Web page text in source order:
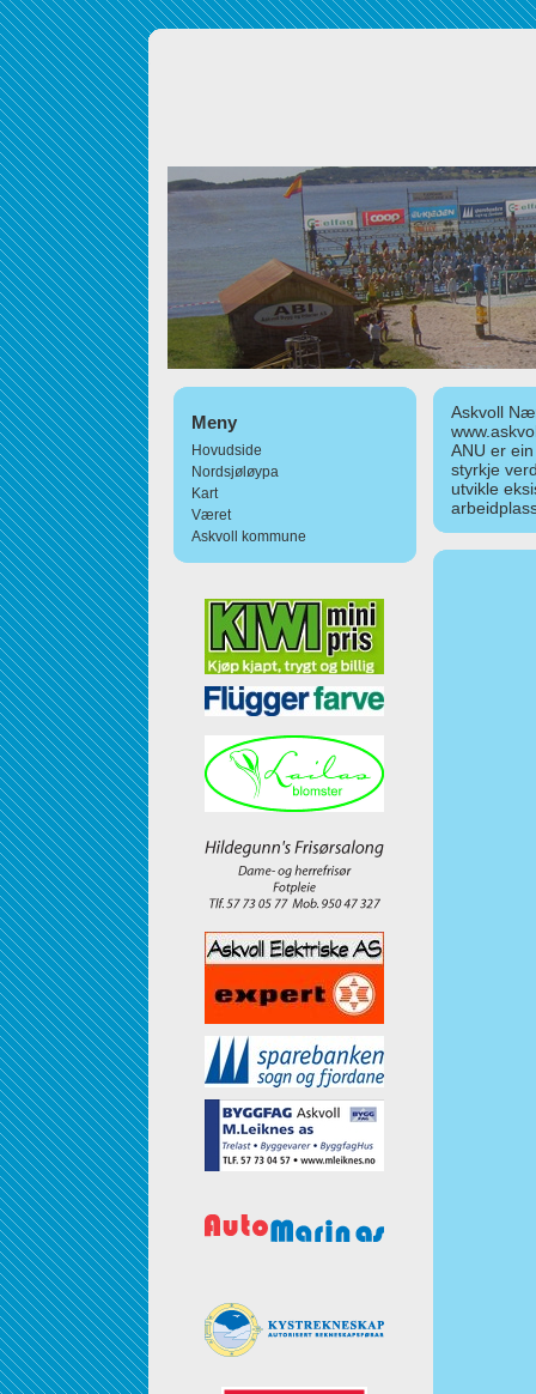
Meny
Hovudside
Nordsjøløypa
Kart
Været
Askvoll kommune
Askvoll
ANU er
styrkje
utvikle